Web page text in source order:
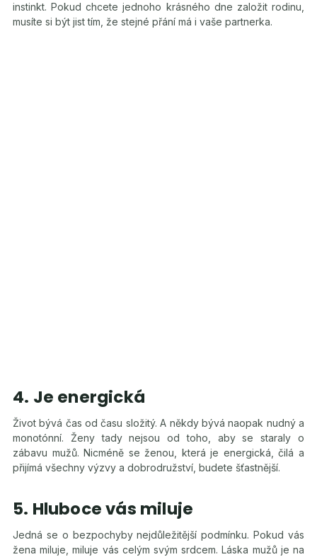
instinkt. Pokud chcete jednoho krásného dne založit rodinu,
musíte si být jist tím, že stejné přání má i vaše partnerka.
4. Je energická
Život bývá čas od času složitý. A někdy bývá naopak nudný a
monotónní. Ženy tady nejsou od toho, aby se staraly o
zábavu mužů. Nicméně se ženou, která je energická, čilá a
přijímá všechny výzvy a dobrodružství, budete šťastnější.
5. Hluboce vás miluje
Jedná se o bezpochyby nejdůležitější podmínku. Pokud vás
žena miluje, miluje vás celým svým srdcem. Láska mužů je na